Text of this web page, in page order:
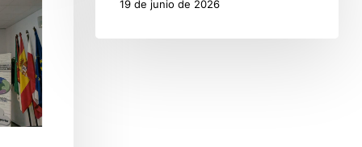
19 de junio de 2026